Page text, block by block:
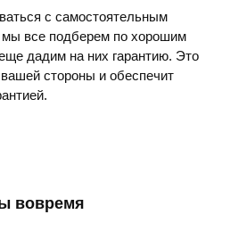
с самостоятельным
мы все подберем по хорошим
дадим на них гарантию. Это
стороны и обеспечит
вовремя